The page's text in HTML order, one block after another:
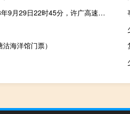
2023-09-29 22:48： 路况信息：2023年9月29日22时45分，许广高速长湘段南谷收费站附近以北K722处南往北因两车追尾造成交通通行缓慢，目前事故正在处理当中，交通恢复正常通行时间待定。 ​​​
海洋馆门票）